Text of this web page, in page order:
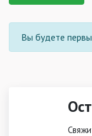
Вы будете